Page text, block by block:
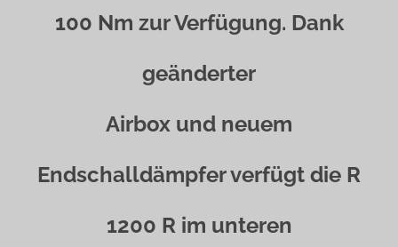
100 Nm zur Verfügung. Dank
geänderter
Airbox und neuem
Endschalldämpfer verfügt die R
1200 R im unteren